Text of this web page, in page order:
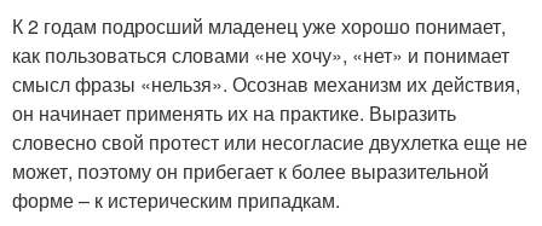
К 2 годам подросший младенец уже хорошо понимает,
как пользоваться словами «не хочу», «нет» и понимает
смысл фразы «нельзя». Осознав механизм их действия,
он начинает применять их на практике. Выразить
словесно свой протест или несогласие двухлетка еще не
может, поэтому он прибегает к более выразительной
форме – к истерическим припадкам.